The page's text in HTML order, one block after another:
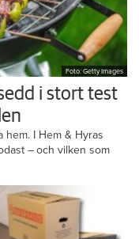
Foto: Getty Images
i stort test
hem. I Hem & Hyras
– och vilken som